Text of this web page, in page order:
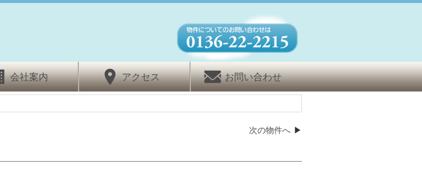
会社案内 アクセス お問い合わせ
次の物件へ ▶